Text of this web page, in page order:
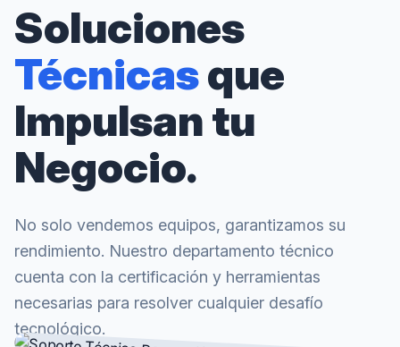
Soluciones
Técnicasque
Impulsan tu
Negocio.
No solo vendemos equipos, garantizamos su
rendimiento. Nuestro departamento técnico
cuenta con la certificación y herramientas
necesarias para resolver cualquier desafío
tecnológico.